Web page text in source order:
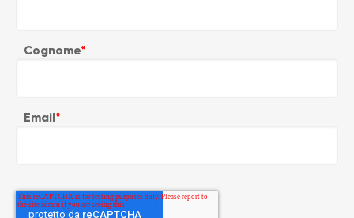
Cognome*
Email*